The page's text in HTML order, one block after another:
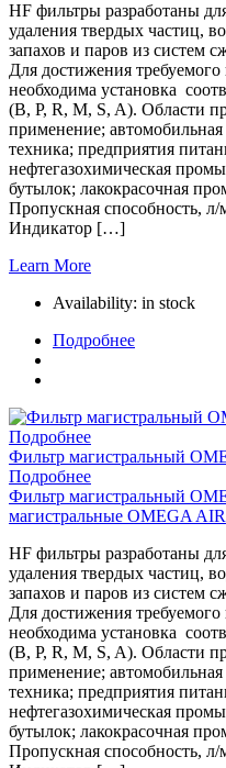
HF фильтры разработаны
удаления твердых частиц,
запахов и паров из систем
Для достижения требуемого
необходима установка
(B, P, R, M, S, A). Области
применение;
техника; предприятия
нефтегазохимическая
бутылок; лакокрасочная
Пропускная способность,
Индикатор […]
Learn More
Availability: in stock
Подробнее
Подробнее
Фильтр магистральный
Подробнее
Фильтр магистральный
магистральные OMEGA AIR
HF фильтры разработаны
удаления твердых частиц,
запахов и паров из систем
Для достижения требуемого
необходима установка
(B, P, R, M, S, A). Области
применение;
техника; предприятия
нефтегазохимическая
бутылок; лакокрасочная
Пропускная способность,